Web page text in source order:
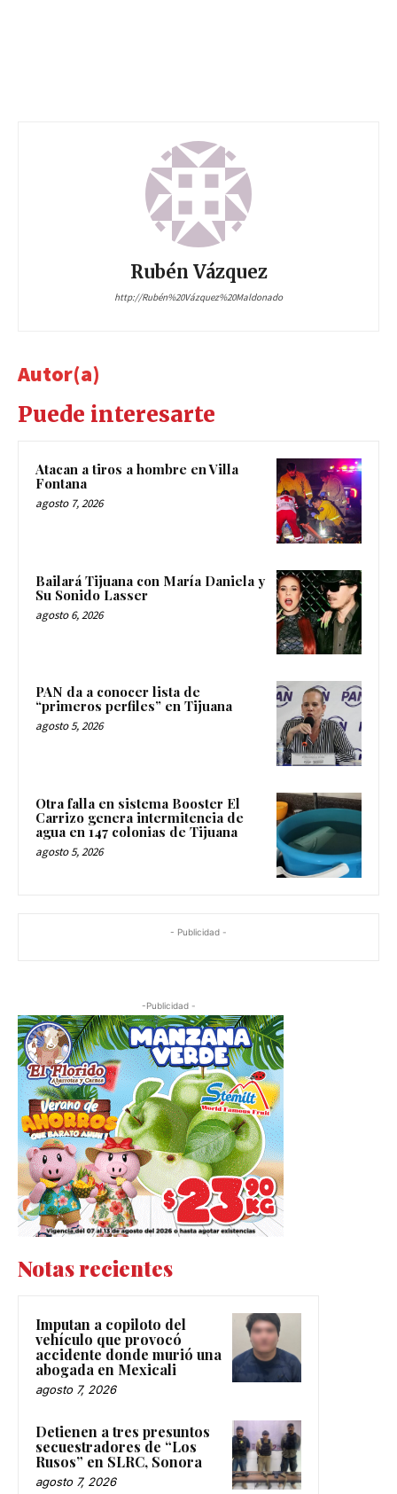
Rubén Vázquez
http://Rubén%20Vázquez%20Maldonado
Autor(a)
Puede interesarte
Atacan a tiros a hombre en Villa
Fontana
agosto 7, 2026
Bailará Tijuana con María Daniela y
Su Sonido Lasser
agosto 6, 2026
PAN da a conocer lista de
“primeros perfiles” en Tijuana
agosto 5, 2026
Otra falla en sistema Booster El
Carrizo genera intermitencia de
agua en 147 colonias de Tijuana
agosto 5, 2026
- Publicidad -
-Publicidad -
Notas recientes
Imputan a copiloto del
vehículo que provocó
accidente donde murió una
abogada en Mexicali
agosto 7, 2026
Detienen a tres presuntos
secuestradores de “Los
Rusos” en SLRC, Sonora
agosto 7, 2026